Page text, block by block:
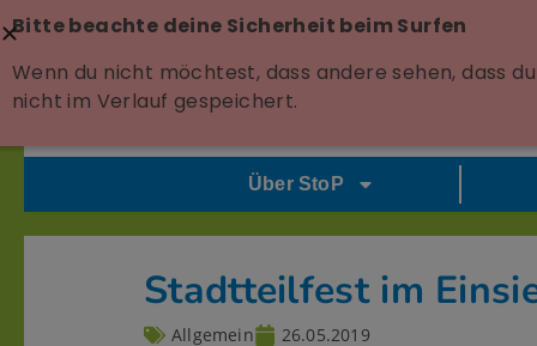
Über StoP
Stadtteilfest im
Allgemein 26.05.2019
Bitte beachte deine Sicherheit beim Surfen
Wenn du nicht möchtest, dass andere sehen, dass
nicht im Verlauf gespeichert.